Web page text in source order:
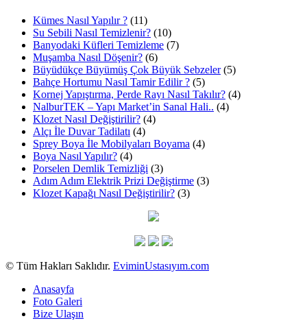
Kümes Nasıl Yapılır ? (11)
Su Sebili Nasıl Temizlenir? (10)
Banyodaki Küfleri Temizleme (7)
Muşamba Nasıl Döşenir? (6)
Büyüdükçe Büyümüş Çok Büyük Sebzeler (5)
Bahçe Hortumu Nasıl Tamir Edilir ? (5)
Kornej Yapıştırma, Perde Rayı Nasıl Takılır? (4)
NalburTEK – Yapı Market’in Sanal Hali.. (4)
Klozet Nasıl Değiştirilir? (4)
Alçı İle Duvar Tadilatı (4)
Sprey Boya İle Mobilyaları Boyama (4)
Boya Nasıl Yapılır? (4)
Porselen Demlik Temizliği (3)
Adım Adım Elektrik Prizi Değiştirme (3)
Klozet Kapağı Nasıl Değiştirilir? (3)
© Tüm Hakları Saklıdır. EviminUstasıyım.com
Anasayfa
Foto Galeri
Bize Ulaşın